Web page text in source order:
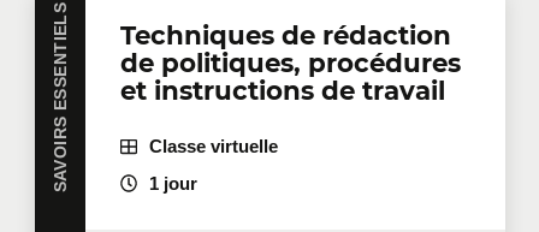
Vous avez plusieurs employés intéressés par une
même formation? Que ce soit en présentiel dans
vos bureaux ou à distance en mode virtuel, nous
offrons des formations privées adaptées aux
besoins de votre équipe. Des tarifs de groupes sont
disponibles. Contactez-nous
demandez une soumission en ligne.
SAVOIRS ESSENTIELS
Techniques de rédaction
de politiques, procédures
et instructions de travail
Classe virtuelle
1 jour